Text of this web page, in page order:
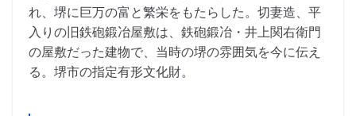
れ、堺に巨万の富と繁栄をもたらした。切妻造、平
入りの旧鉄砲鍛冶屋敷は、鉄砲鍛冶・井上関右衛門
の屋敷だった建物で、当時の堺の雰囲気を今に伝え
る。堺市の指定有形文化財。